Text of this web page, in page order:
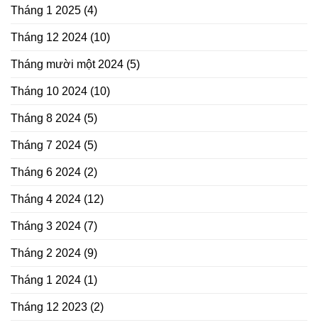
Tháng 1 2025 (4)
Tháng 12 2024 (10)
Tháng mười một 2024 (5)
Tháng 10 2024 (10)
Tháng 8 2024 (5)
Tháng 7 2024 (5)
Tháng 6 2024 (2)
Tháng 4 2024 (12)
Tháng 3 2024 (7)
Tháng 2 2024 (9)
Tháng 1 2024 (1)
Tháng 12 2023 (2)